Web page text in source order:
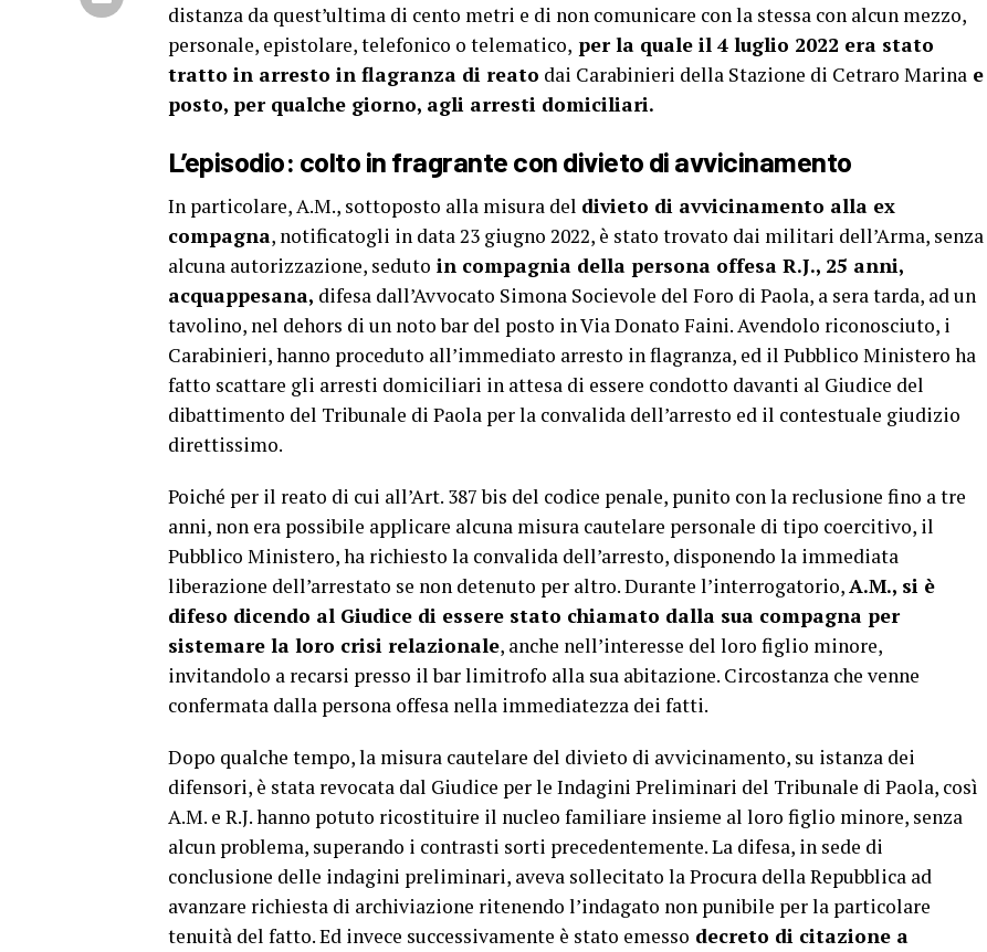
distanza da quest’ultima di cento metri e di non comunicare con la stessa con alcun mezzo,
personale, epistolare, telefonico o telematico, per la quale il 4 luglio 2022 era stato
tratto in arresto in flagranza di reato dai Carabinieri della Stazione di Cetraro Marina e
posto, per qualche giorno, agli arresti domiciliari.
L’episodio: colto in fragrante con divieto di avvicinamento
In particolare, A.M., sottoposto alla misura del divieto di avvicinamento alla ex
compagna, notificatogli in data 23 giugno 2022, è stato trovato dai militari dell’Arma, senza
alcuna autorizzazione, seduto in compagnia della persona offesa R.J., 25 anni,
acquappesana, difesa dall’Avvocato Simona Socievole del Foro di Paola, a sera tarda, ad un
tavolino, nel dehors di un noto bar del posto in Via Donato Faini. Avendolo riconosciuto, i
Carabinieri, hanno proceduto all’immediato arresto in flagranza, ed il Pubblico Ministero ha
fatto scattare gli arresti domiciliari in attesa di essere condotto davanti al Giudice del
dibattimento del Tribunale di Paola per la convalida dell’arresto ed il contestuale giudizio
direttissimo.
Poiché per il reato di cui all’Art. 387 bis del codice penale, punito con la reclusione fino a tre
anni, non era possibile applicare alcuna misura cautelare personale di tipo coercitivo, il
Pubblico Ministero, ha richiesto la convalida dell’arresto, disponendo la immediata
liberazione dell’arrestato se non detenuto per altro. Durante l’interrogatorio,A.M., si è
difeso dicendo al Giudice di essere stato chiamato dalla sua compagna per
sistemare la loro crisi relazionale, anche nell’interesse del loro figlio minore,
invitandolo a recarsi presso il bar limitrofo alla sua abitazione. Circostanza che venne
confermata dalla persona offesa nella immediatezza dei fatti.
Dopo qualche tempo, la misura cautelare del divieto di avvicinamento, su istanza dei
difensori, è stata revocata dal Giudice per le Indagini Preliminari del Tribunale di Paola, così
A.M. e R.J. hanno potuto ricostituire il nucleo familiare insieme al loro figlio minore, senza
alcun problema, superando i contrasti sorti precedentemente. La difesa, in sede di
conclusione delle indagini preliminari, aveva sollecitato la Procura della Repubblica ad
avanzare richiesta di archiviazione ritenendo l’indagato non punibile per la particolare
tenuità del fatto. Ed invece successivamente è stato emesso decreto di citazione a